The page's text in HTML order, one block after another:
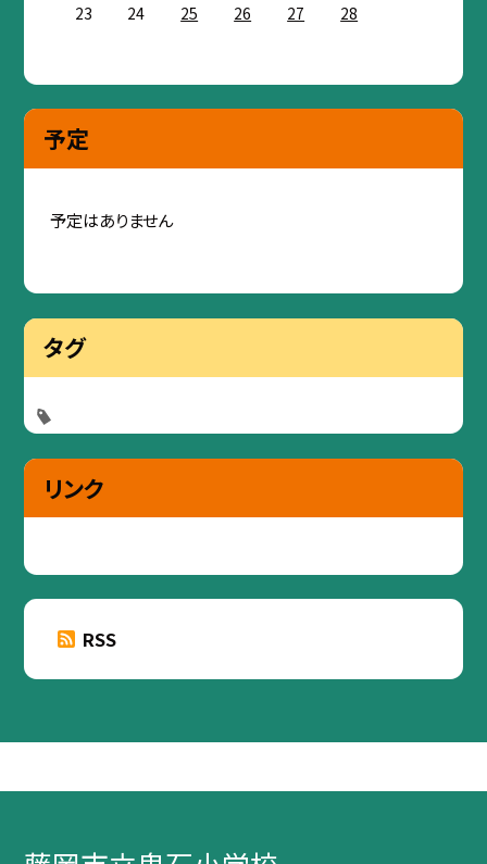
23
24 25 26 27 28
予定
予定はありません
タグ
リンク
RSS